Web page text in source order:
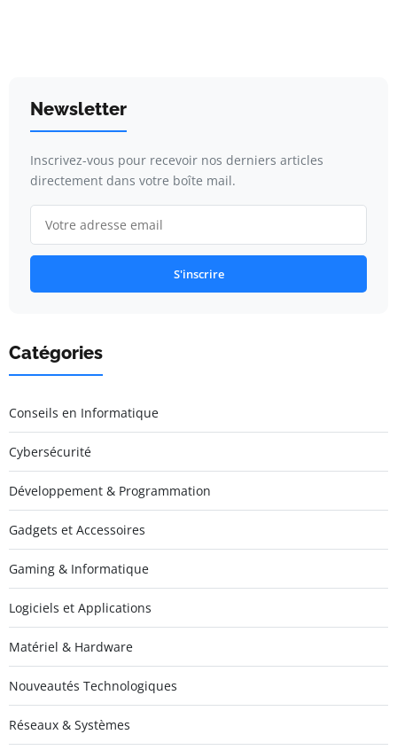
Newsletter
Inscrivez-vous pour recevoir nos derniers articles
directement dans votre boîte mail.
S'inscrire
Catégories
Conseils en Informatique
Cybersécurité
Développement & Programmation
Gadgets et Accessoires
Gaming & Informatique
Logiciels et Applications
Matériel & Hardware
Nouveautés Technologiques
Réseaux & Systèmes